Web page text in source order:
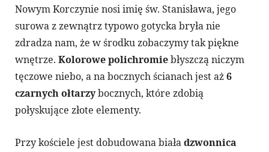
Nowym Korczynie nosi imię św. Stanisława, jego
surowa z zewnątrz typowo gotycka bryła nie
zdradza nam, że w środku zobaczymy tak piękne
wnętrze. Kolorowe polichromiebłyszczą niczym
tęczowe niebo, a na bocznych ścianach jest aż6
czarnych ołtarzybocznych, które zdobią
połyskujące złote elementy.
Przy kościele jest dobudowana białadzwonnica